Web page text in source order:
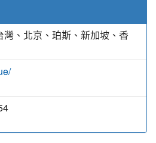
灣、北京、珀斯、新加坡、香